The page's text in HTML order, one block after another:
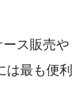
ス販売や
は最も便利